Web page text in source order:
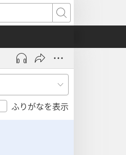
検
索
ふりがなを表示